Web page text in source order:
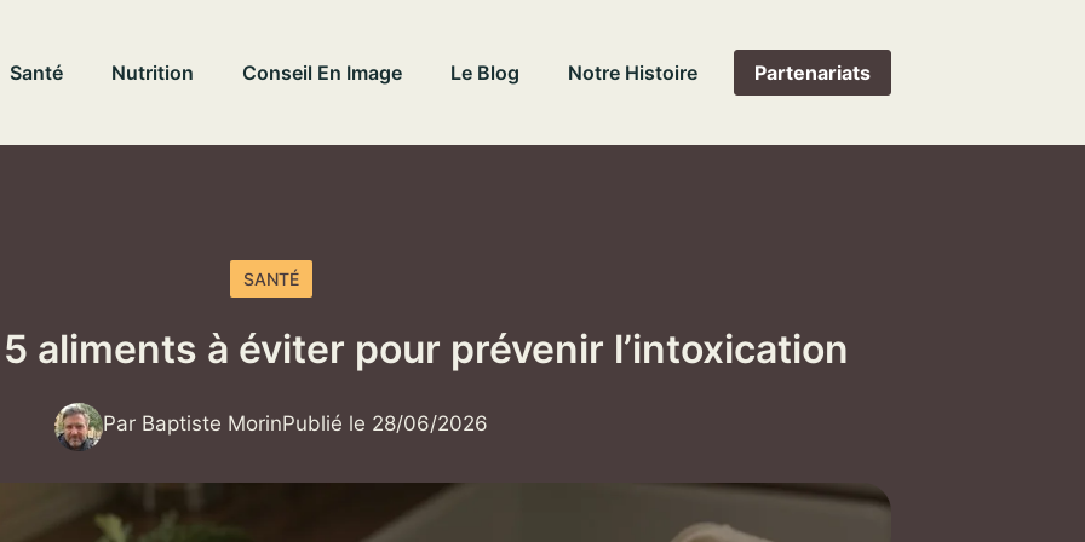
Santé Nutrition Conseil En Image Le Blog Notre Histoire Partenariats
SANTÉ
aliments à éviter pour prévenir l’intoxication
Par Baptiste MorinPublié le 28/06/2026